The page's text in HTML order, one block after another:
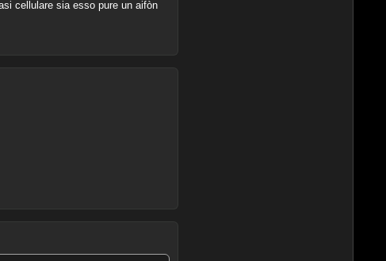
cellulare sia esso pure un aifòn